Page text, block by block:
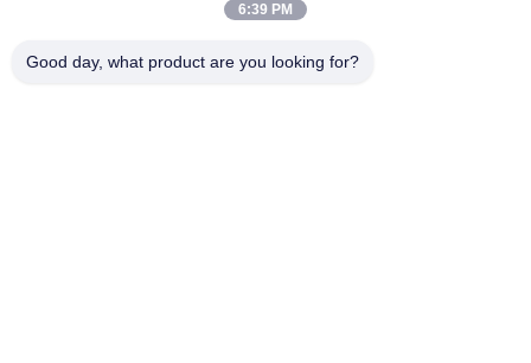
0086-18148506772
6:39 PM
Good day, what product are you looking for?